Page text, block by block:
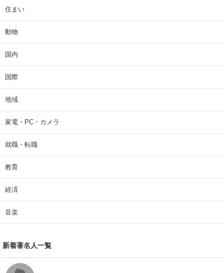
住まい
動物
国内
国際
地域
家電・PC・カメラ
就職・転職
教育
経済
音楽
新着著名人一覧